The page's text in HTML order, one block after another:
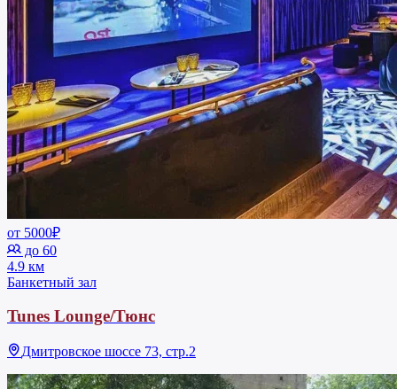
от 5000₽
до 60
4.9 км
Банкетный зал
Tunes Lounge/Тюнс
Дмитровское шоссе 73, стр.2